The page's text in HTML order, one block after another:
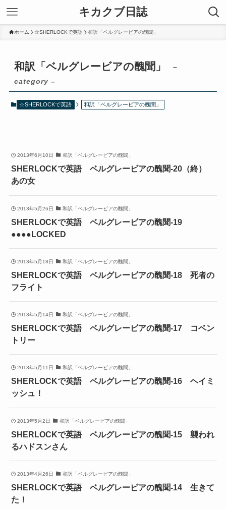
キカクブ日誌
ホーム ☆SHERLOCKで英語 和訳「ベルグレービアの醜聞」
和訳「ベルグレービアの醜聞」
–
category –
☆SHERLOCKで英語 和訳「ベルグレービアの醜聞」
2013年6月10日 和訳「ベルグレービアの醜聞」
SHERLOCKで英語 ベルグレービアの醜聞-20（終）
あの女
2013年5月26日 和訳「ベルグレービアの醜聞」
SHERLOCKで英語 ベルグレービアの醜聞-19
●●●●LOCKED
2013年5月18日 和訳「ベルグレービアの醜聞」
SHERLOCKで英語 ベルグレービアの醜聞-18 死者の
フライト
2013年5月14日 和訳「ベルグレービアの醜聞」
SHERLOCKで英語 ベルグレービアの醜聞-17 コベン
トリー
2013年5月11日 和訳「ベルグレービアの醜聞」
SHERLOCKで英語 ベルグレービアの醜聞-16 ヘイミ
ッシュ！
2013年5月2日 和訳「ベルグレービアの醜聞」
SHERLOCKで英語 ベルグレービアの醜聞-15 襲われ
るハドスンさん
2013年4月26日 和訳「ベルグレービアの醜聞」
SHERLOCKで英語 ベルグレービアの醜聞-14 生きて
た！